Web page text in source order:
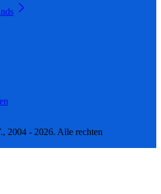
- 2026. Alle rechten